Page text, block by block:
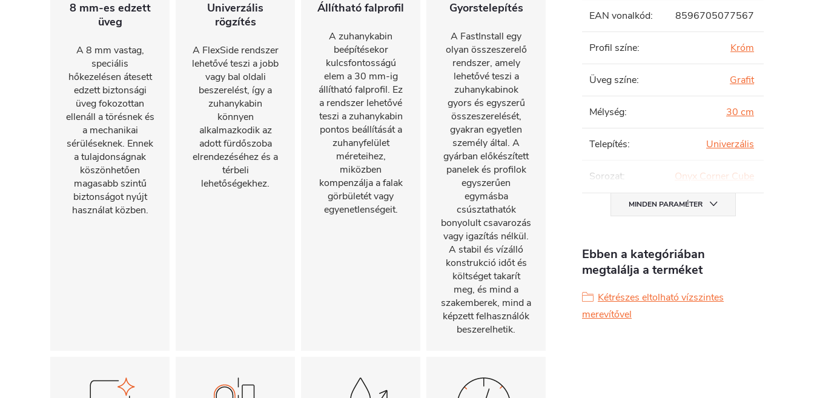
8 mm-es edzett
üveg
A 8 mm vastag,
speciális
hőkezelésen átesett
edzett biztonsági
üveg fokozottan
ellenáll a törésnek és
a mechanikai
sérüléseknek. Ennek
a tulajdonságnak
köszönhetően
magasabb szintű
biztonságot nyújt
használat közben.
Univerzális
rögzítés
A FlexSide rendszer
lehetővé teszi a jobb
vagy bal oldali
beszerelést, így a
zuhanykabin
könnyen
alkalmazkodik az
adott fürdőszoba
elrendezéséhez és a
térbeli
lehetőségekhez.
Állítható falprofil
A zuhanykabin
beépítésekor
kulcsfontosságú
elem a 30 mm-ig
állítható falprofil. Ez
a rendszer lehetővé
teszi a zuhanykabin
pontos beállítását a
zuhanyfelület
méreteihez,
miközben
kompenzálja a falak
görbületét vagy
egyenetlenségeit.
Gyorstelepítés
A FastInstall egy
olyan összeszerelő
rendszer, amely
lehetővé teszi a
zuhanykabinok
gyors és egyszerű
összeszerelését,
gyakran egyetlen
személy által. A
gyárban előkészített
panelek és profilok
egyszerűen
egymásba
csúsztathatók
bonyolult csavarozás
vagy igazítás nélkül.
A stabil és vízálló
konstrukció időt és
költséget takarít
meg, és mind a
szakemberek, mind a
képzett felhasználók
beszerelhetik.
EAN vonalkód: 8596705077567
Profil színe: Króm
Üveg színe: Grafit
Mélység: 30 cm
Telepítés: Univerzális
Sorozat: Onyx Corner Cube
MINDEN PARAMÉTER
Ebben a kategóriában
megtalálja a terméket
Kétrészes eltolható vízszintes
merevítővel